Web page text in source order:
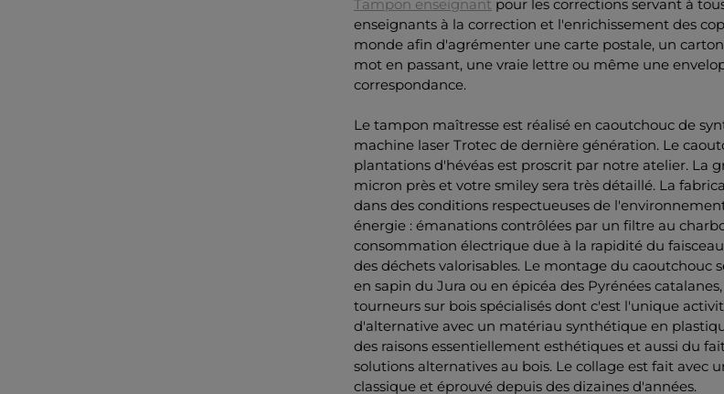
Tampon enseignant pour les corrections servant à
enseignants à la correction et l'enrichissement des
monde afin d'agrémenter une carte postale, un
mot en passant, une vraie lettre ou même une
correspondance.
Le tampon maîtresse est réalisé en caoutchouc de
machine laser Trotec de dernière génération. Le
plantations d'hévéas est proscrit par notre atelier. La
micron près et votre smiley sera très détaillé. La
dans des conditions respectueuses de
énergie : émanations contrôlées par un filtre au
consommation électrique due à la rapidité du
des déchets valorisables. Le montage du caoutchouc
en sapin du Jura ou en épicéa des Pyrénées
tourneurs sur bois spécialisés dont c'est l'unique
d'alternative avec un matériau synthétique en
des raisons essentiellement esthétiques et aussi du
solutions alternatives au bois. Le collage est fait avec
classique et éprouvé depuis des dizaines d'années.